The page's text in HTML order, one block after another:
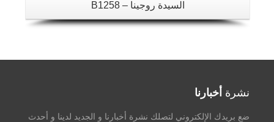
السيدة روجينا – B1258
نشرة أخبارنا
ضع بريدك الإلكتروني لتصلك نشرة أخبارنا و الجديد لدينا و أحدث